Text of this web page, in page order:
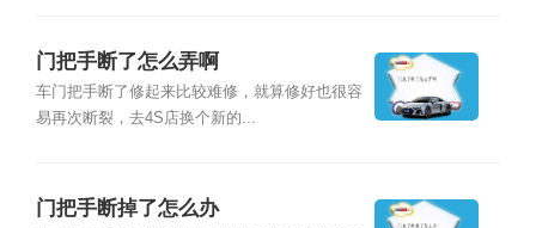
门把手断了怎么弄啊
车门把手断了修起来比较难修，就算修好也很容
易再次断裂，去4S店换个新的...
门把手断掉了怎么办